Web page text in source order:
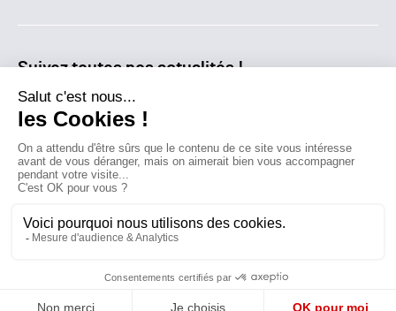
Suivez toutes nos actualités !
NEWSLETTER
Mes favoris
© GAZ D’AUJOURD'HUI 2018